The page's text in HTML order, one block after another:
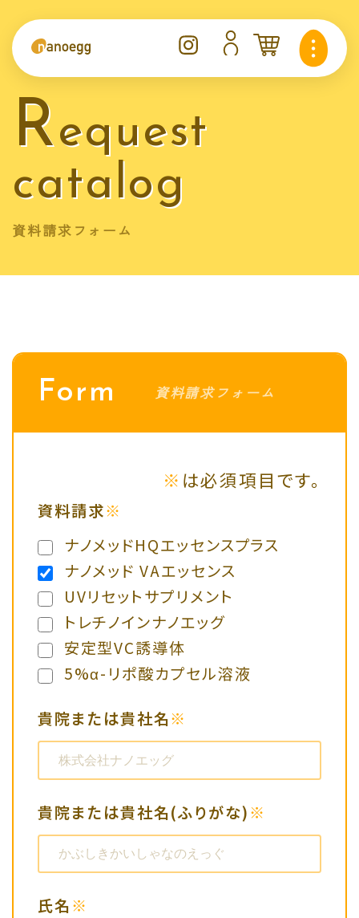
Request
catalog
資料請求フォーム
Form 資料請求フォーム
※ は必須項目です。
資料請求※
ナノメッドHQエッセンスプラス
ナノメッド VAエッセンス
UVリセットサプリメント
トレチノインナノエッグ
安定型VC誘導体
5%α-リポ酸カプセル溶液
貴院または貴社名※
貴院または貴社名(ふりがな)※
氏名※